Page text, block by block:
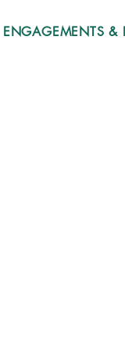
ENGAGEMENTS &